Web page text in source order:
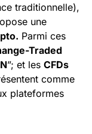
traditionnelle),
une
Parmi ces
Traded
”; et les CFDs
comme
plateformes